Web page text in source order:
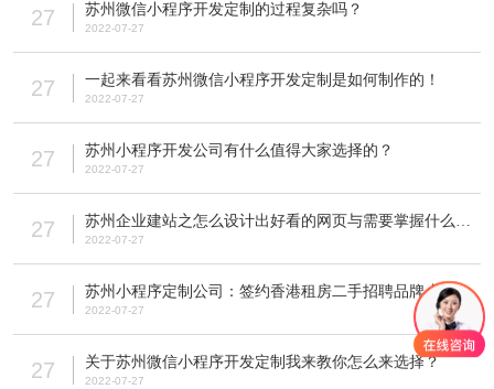
27 苏州微信小程序开发定制的过程复杂吗？
2022-07-27
27 一起来看看苏州微信小程序开发定制是如何制作的！
2022-07-27
27 苏州小程序开发公司有什么值得大家选择的？
2022-07-27
27 苏州企业建站之怎么设计出好看的网页与需要掌握什么技巧？
2022-07-27
27 苏州小程序定制公司：签约香港租房二手招聘品牌小程序定制项目！
2022-07-27
27 关于苏州微信小程序开发定制我来教你怎么来选择？
2022-07-27